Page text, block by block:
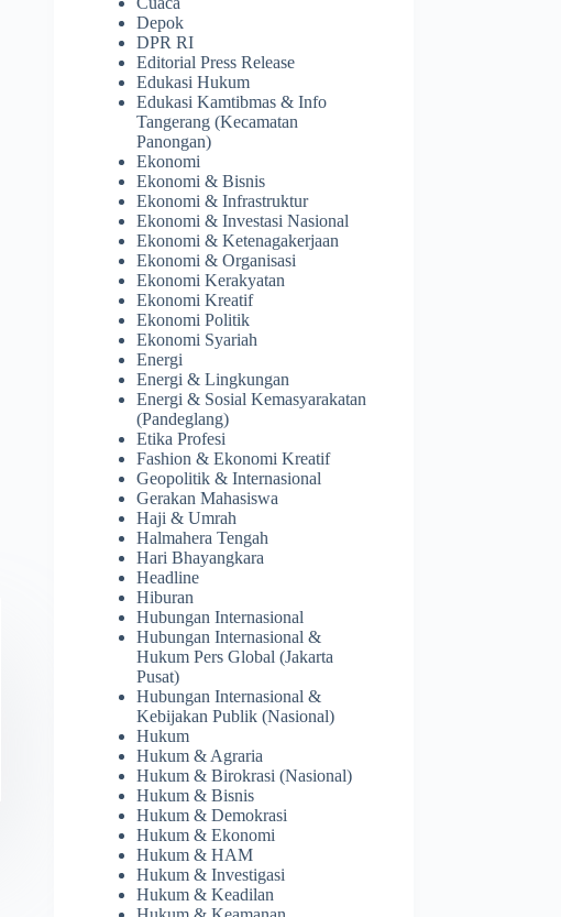
Depok
DPR RI
Editorial Press Release
Edukasi Hukum
Edukasi Kamtibmas & Info
Tangerang (Kecamatan
Panongan)
Ekonomi
Ekonomi & Bisnis
Ekonomi & Infrastruktur
Ekonomi & Investasi Nasional
Ekonomi & Ketenagakerjaan
Ekonomi & Organisasi
Ekonomi Kerakyatan
Ekonomi Kreatif
Ekonomi Politik
Ekonomi Syariah
Energi
Energi & Lingkungan
Energi & Sosial Kemasyarakatan
(Pandeglang)
Etika Profesi
Fashion & Ekonomi Kreatif
Geopolitik & Internasional
Gerakan Mahasiswa
Haji & Umrah
Halmahera Tengah
Hari Bhayangkara
Headline
Hiburan
Hubungan Internasional
Hubungan Internasional &
Hukum Pers Global (Jakarta
Pusat)
Hubungan Internasional &
Kebijakan Publik (Nasional)
Hukum
Hukum & Agraria
Hukum & Birokrasi (Nasional)
Hukum & Bisnis
Hukum & Demokrasi
Hukum & Ekonomi
Hukum & HAM
Hukum & Investigasi
Hukum & Keadilan